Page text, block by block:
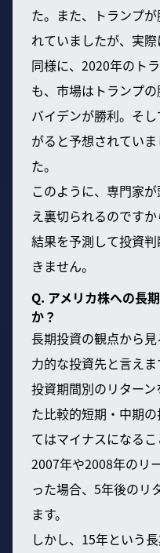
た。また、トランプ
れていましたが、実際
同様に、2020年のト
も、市場はトランプの
バイデンが勝利。そ
がると予想されてい
た。
このように、専門家
え裏切られるのです
結果を予測して投資
きません。
Q. アメリカ株への長
か？
長期投資の観点から
力的な投資先と言えま
投資期間別のリター
た比較的短期・中期
てはマイナスになるこ
2007年や2008年のリ
った場合、5年後のリ
ます。
しかし、15年という